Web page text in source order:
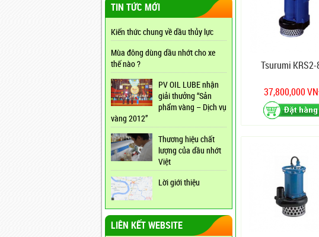
TIN TỨC MỚI
Kiến thức chung về dầu thủy lực
Mùa đông dùng dầu nhớt cho xe
thế nào ?
PV OIL LUBE nhận
giải thưởng “Sản
phẩm vàng – Dịch vụ
vàng 2012”
Thương hiệu chất
lượng của dầu nhớt
Việt
Lời giới thiệu
LIÊN KẾT WEBSITE
Tsurumi KRS2-
37,800,000